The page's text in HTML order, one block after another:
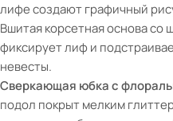
лифе создают графичный
Вшитая корсетная основа со
фиксирует лиф и
невесты.
Сверкающая юбка с
подол покрыт мелким